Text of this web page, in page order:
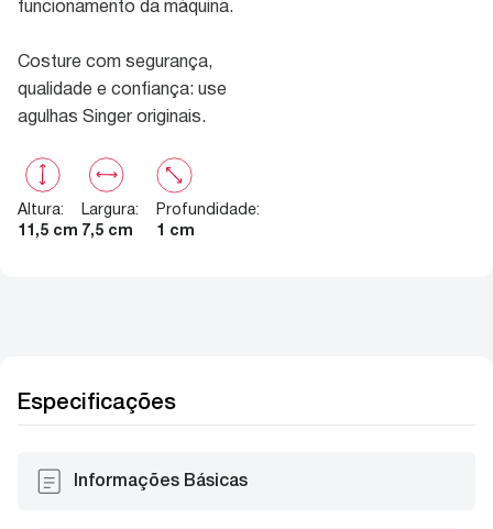
funcionamento da máquina.
Costure com segurança,
qualidade e confiança: use
agulhas Singer originais.
Altura:
11,5 cm
Largura:
7,5 cm
Profundidade:
1 cm
Especificações
Informações Básicas